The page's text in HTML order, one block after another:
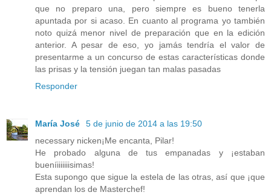
que no preparo una, pero siempre es bueno tenerla
apuntada por si acaso. En cuanto al programa yo también
noto quizá menor nivel de preparación que en la edición
anterior. A pesar de eso, yo jamás tendría el valor de
presentarme a un concurso de estas características donde
las prisas y la tensión juegan tan malas pasadas
Responder
María José
5 de junio de 2014 a las 19:50
necessary nicken¡Me encanta, Pilar!
He probado alguna de tus empanadas y ¡estaban
bueníiiiiiiisimas!
Esta supongo que sigue la estela de las otras, así que ¡que
aprendan los de Masterchef!